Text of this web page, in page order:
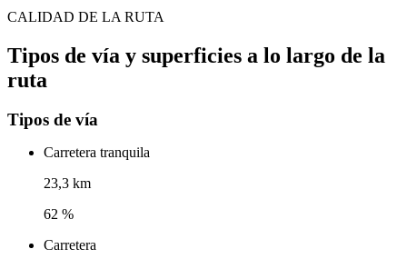
CALIDAD DE LA RUTA
Tipos de vía y superficies a lo largo de la
ruta
Tipos de vía
Carretera tranquila
23,3 km
62 %
Carretera